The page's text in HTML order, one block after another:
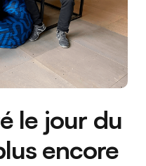
le jour du
encore